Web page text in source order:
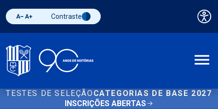
Diminuir fonte
Aumentar fonteAlternar contraste
Contraste
TESTES DE SELEÇÃO CATEGORIAS DE BASE 2027
INSCRIÇÕES ABERTAS